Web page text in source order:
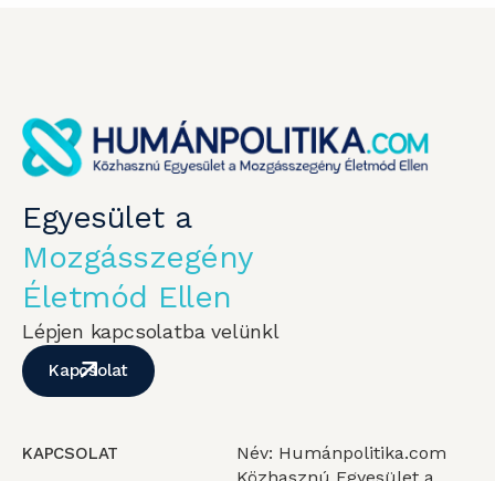
Egyesület a
Mozgásszegény
Életmód Ellen
Lépjen kapcsolatba velünkl
Kapcsolat
KAPCSOLAT
Név: Humánpolitika.com